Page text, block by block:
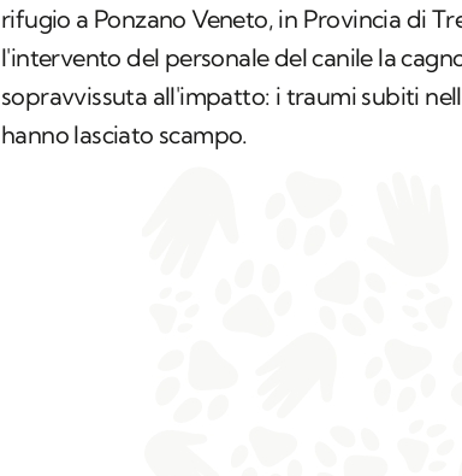
rifugio a Ponzano Veneto, in Provincia di
l'intervento del personale del canile la
sopravvissuta all'impatto: i traumi subiti
hanno lasciato scampo.